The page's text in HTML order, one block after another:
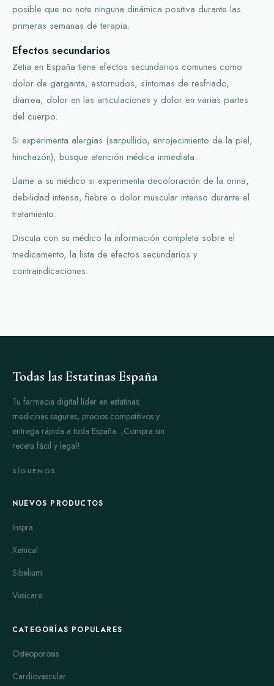
posible que no note ninguna dinámica positiva durante las
primeras semanas de terapia.
Efectos secundarios
Zetia en España tiene efectos secundarios comunes como
dolor de garganta, estornudos, síntomas de resfriado,
diarrea, dolor en las articulaciones y dolor en varias partes
del cuerpo.
Si experimenta alergias (sarpullido, enrojecimiento de la piel,
hinchazón), busque atención médica inmediata.
Llame a su médico si experimenta decoloración de la orina,
debilidad intensa, fiebre o dolor muscular intenso durante el
tratamiento.
Discuta con su médico la información completa sobre el
medicamento, la lista de efectos secundarios y
contraindicaciones.
Todas las Estatinas España
Tu farmacia digital líder en estatinas:
medicinas seguras, precios competitivos y
entrega rápida a toda España. ¡Compra sin
receta fácil y legal!
SÍGUENOS
NUEVOS PRODUCTOS
Inspra
Xenical
Sibelium
Vesicare
CATEGORÍAS POPULARES
Osteoporosis
Cardiovascular